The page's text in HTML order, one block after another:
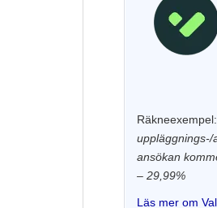
Räkneexempel:
uppläggnings-/
ansökan
– 29,99%
Läs mer om